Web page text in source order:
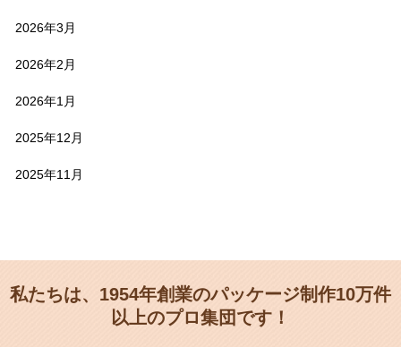
2026年3月
2026年2月
2026年1月
2025年12月
2025年11月
私たちは、1954年創業のパッケージ制作10万件
以上のプロ集団です！